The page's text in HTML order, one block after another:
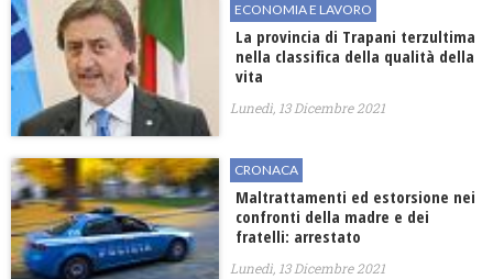
ECONOMIA E LAVORO
La provincia di Trapani terzultima
nella classifica della qualità della
vita
Lunedì, 13 Dicembre 2021
CRONACA
Maltrattamenti ed estorsione nei
confronti della madre e dei
fratelli: arrestato
Lunedì, 13 Dicembre 2021